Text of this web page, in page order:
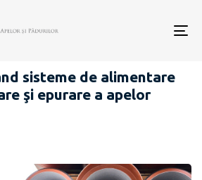
sisteme de alimentare
şi epurare a apelor